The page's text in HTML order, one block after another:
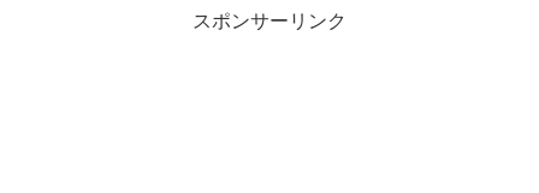
スポンサーリンク